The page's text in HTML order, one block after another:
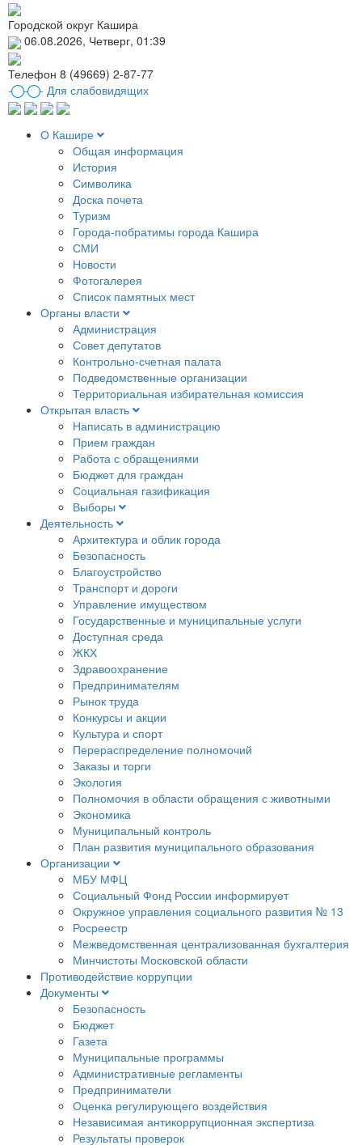
Городской округ Кашира
06.08.2026, Четверг, 01:39
Телефон 8 (49669) 2-87-77
Для слабовидящих
О Кашире
Общая информация
История
Символика
Доска почета
Туризм
Города-побратимы города Кашира
СМИ
Новости
Фотогалерея
Список памятных мест
Органы власти
Администрация
Совет депутатов
Контрольно-счетная палата
Подведомственные организации
Территориальная избирательная комиссия
Открытая власть
Написать в администрацию
Прием граждан
Работа с обращениями
Бюджет для граждан
Социальная газификация
Выборы
Деятельность
Архитектура и облик города
Безопасность
Благоустройство
Транспорт и дороги
Управление имуществом
Государственные и муниципальные услуги
Доступная среда
ЖКХ
Здравоохранение
Предпринимателям
Рынок труда
Конкурсы и акции
Культура и спорт
Перераспределение полномочий
Заказы и торги
Экология
Полномочия в области обращения с животными
Экономика
Муниципальный контроль
План развития муниципального образования
Организации
МБУ МФЦ
Социальный Фонд России информирует
Окружное управления социального развития № 13
Росреестр
Межведомственная централизованная бухгалтерия
Минчистоты Московской области
Противодействие коррупции
Документы
Безопасность
Бюджет
Газета
Муниципальные программы
Административные регламенты
Предприниматели
Оценка регулирующего воздействия
Независимая антикоррупционная экспертиза
Результаты проверок